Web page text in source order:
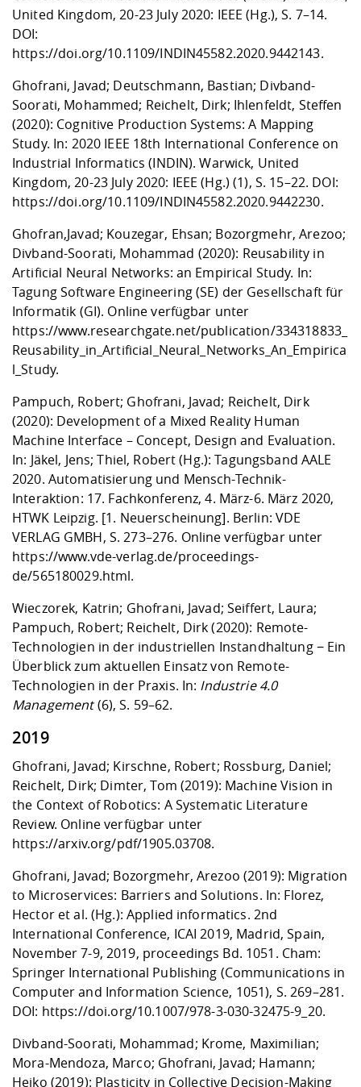
United Kingdom, 20-23 July 2020: IEEE (Hg.), S. 7–14.
DOI:
https://doi.org/10.1109/INDIN45582.2020.9442143.
Ghofrani, Javad; Deutschmann, Bastian; Divband-
Soorati, Mohammed; Reichelt, Dirk; Ihlenfeldt, Steffen
(2020): Cognitive Production Systems: A Mapping
Study. In: 2020 IEEE 18th International Conference on
Industrial Informatics (INDIN). Warwick, United
Kingdom, 20-23 July 2020: IEEE (Hg.) (1), S. 15–22. DOI:
https://doi.org/10.1109/INDIN45582.2020.9442230.
Ghofran,Javad; Kouzegar, Ehsan; Bozorgmehr, Arezoo;
Divband-Soorati, Mohammad (2020): Reusability in
Artificial Neural Networks: an Empirical Study. In:
Tagung Software Engineering (SE) der Gesellschaft für
Informatik (GI). Online verfügbar unter
https://www.researchgate.net/publication/334318833_
Reusability_in_Artificial_Neural_Networks_An_Empirica
l_Study.
Pampuch, Robert; Ghofrani, Javad; Reichelt, Dirk
(2020): Development of a Mixed Reality Human
Machine Interface – Concept, Design and Evaluation.
In: Jäkel, Jens; Thiel, Robert (Hg.): Tagungsband AALE
2020. Automatisierung und Mensch-Technik-
Interaktion: 17. Fachkonferenz, 4. März-6. März 2020,
HTWK Leipzig. [1. Neuerscheinung]. Berlin: VDE
VERLAG GMBH, S. 273–276. Online verfügbar unter
https://www.vde-verlag.de/proceedings-
de/565180029.html.
Wieczorek, Katrin; Ghofrani, Javad; Seiffert, Laura;
Pampuch, Robert; Reichelt, Dirk (2020): Remote-
Technologien in der industriellen Instandhaltung − Ein
Überblick zum aktuellen Einsatz von Remote-
Technologien in der Praxis. In: Industrie 4.0
Management(6), S. 59–62.
2019
Ghofrani, Javad; Kirschne, Robert; Rossburg, Daniel;
Reichelt, Dirk; Dimter, Tom (2019): Machine Vision in
the Context of Robotics: A Systematic Literature
Review. Online verfügbar unter
https://arxiv.org/pdf/1905.03708.
Ghofrani, Javad; Bozorgmehr, Arezoo (2019): Migration
to Microservices: Barriers and Solutions. In: Florez,
Hector et al. (Hg.): Applied informatics. 2nd
International Conference, ICAI 2019, Madrid, Spain,
November 7-9, 2019, proceedings Bd. 1051. Cham:
Springer International Publishing (Communications in
Computer and Information Science, 1051), S. 269–281.
DOI: https://doi.org/10.1007/978-3-030-32475-9_20.
Divband-Soorati, Mohammad; Krome, Maximilian;
Mora-Mendoza, Marco; Ghofrani, Javad; Hamann;
Heiko (2019): Plasticity in Collective Decision-Making